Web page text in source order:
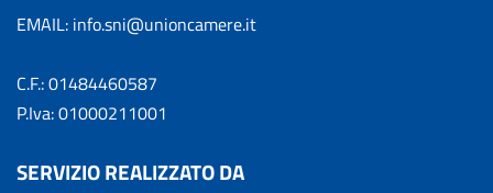
EMAIL: info.sni@unioncamere.it
C.F.: 01484460587
P.Iva: 01000211001
SERVIZIO REALIZZATO DA